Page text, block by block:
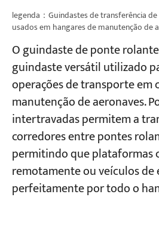
legenda：Guindastes de transferência
usados em hangares de manutenção de
O guindaste de ponte
guindaste versátil utilizado
operações de transporte em
manutenção de aeronaves.
intertravadas permitem a
corredores entre pontes
permitindo que plataformas
remotamente ou veículos de
perfeitamente por todo o